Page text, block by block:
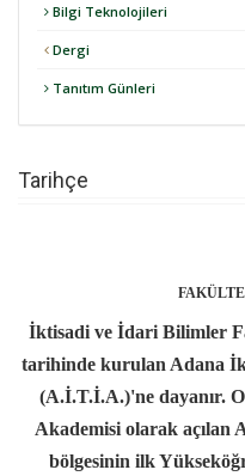
Bilgi Teknolojileri
Dergi
Tanıtım Günleri
Tarihçe
İktisadi ve İdari Bilimler
tarihinde kurulan Adana
(A.İ.T.İ.A.)'ne dayanır.
Akademisi olarak açılan
bölgesinin ilk